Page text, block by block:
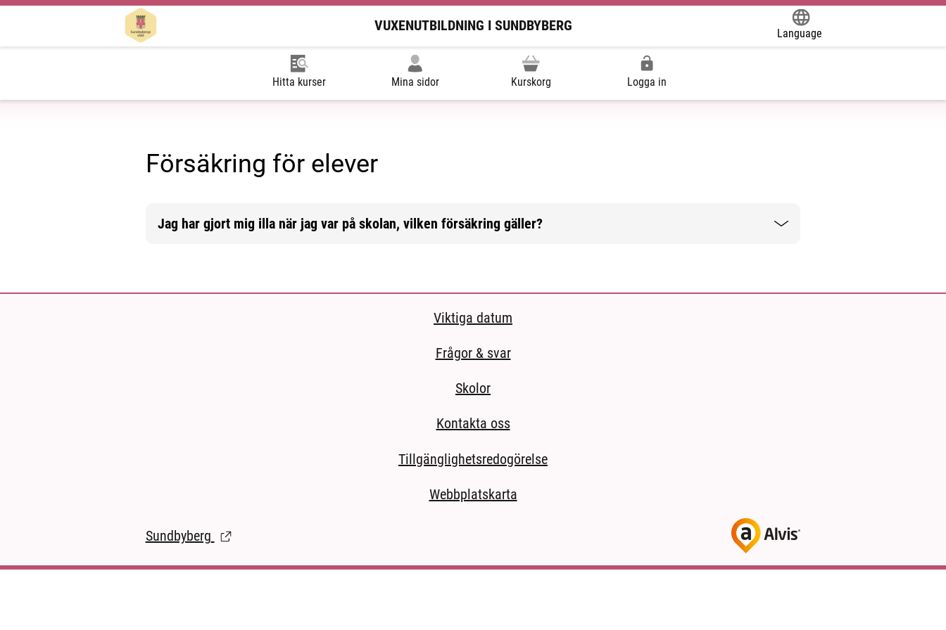
VUXENUTBILDNING I SUNDBYBERG
Language
Hitta kurser Mina sidor Kurskorg Logga in
Försäkring för elever
Jag har gjort mig illa när jag var på skolan, vilken försäkring gäller?
Mer information
Viktiga datum
Frågor & svar
Skolor
Kontakta oss
Tillgänglighetsredogörelse
Webbplatskarta
Sundbyberg (Länk till extern sida.)